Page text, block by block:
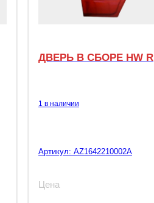
ДВЕРЬ В СБОРЕ HW R
1 в наличии
Артикул: AZ1642210002A
Цена